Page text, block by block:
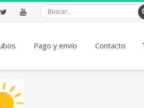
Pago y envío Contacto